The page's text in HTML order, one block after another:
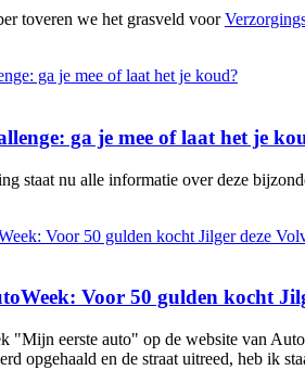
toveren we het grasveld voor
ga je mee of laat het je
staat nu alle informatie over deze
Voor 50 gulden kocht
"Mijn eerste auto" op de website van
opgehaald en de straat uitreed, heb ik